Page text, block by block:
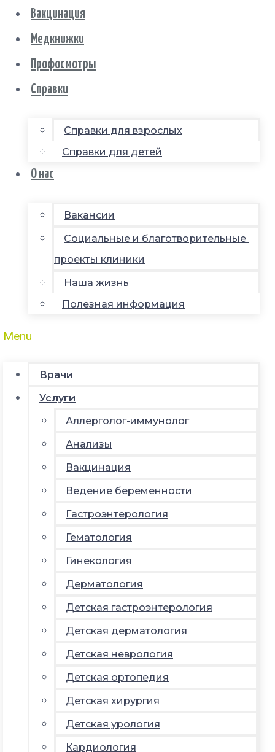
Вакцинация
Медкнижки
Профосмотры
Справки
Справки для взрослых
Справки для детей
О нас
Вакансии
Социальные и благотворительные
проекты клиники
Наша жизнь
Полезная информация
Menu
Врачи
Услуги
Аллерголог-иммунолог
Анализы
Вакцинация
Ведение беременности
Гастроэнтерология
Гематология
Гинекология
Дерматология
Детская гастроэнтерология
Детская дерматология
Детская неврология
Детская ортопедия
Детская хирургия
Детская урология
Кардиология